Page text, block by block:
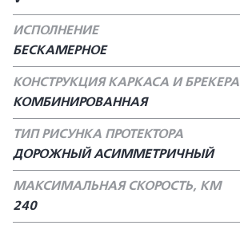
ИСПОЛНЕНИЕ
БЕСКАМЕРНОЕ
КОНСТРУКЦИЯ КАРКАСА И БРЕКЕРА
КОМБИНИРОВАННАЯ
ТИП РИСУНКА ПРОТЕКТОРА
ДОРОЖНЫЙ АСИММЕТРИЧНЫЙ
МАКСИМАЛЬНАЯ СКОРОСТЬ, КМ
240